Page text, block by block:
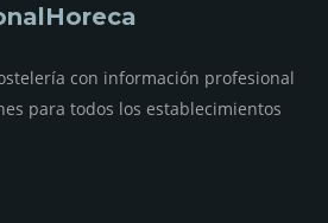
con información profesional
para todos los establecimientos